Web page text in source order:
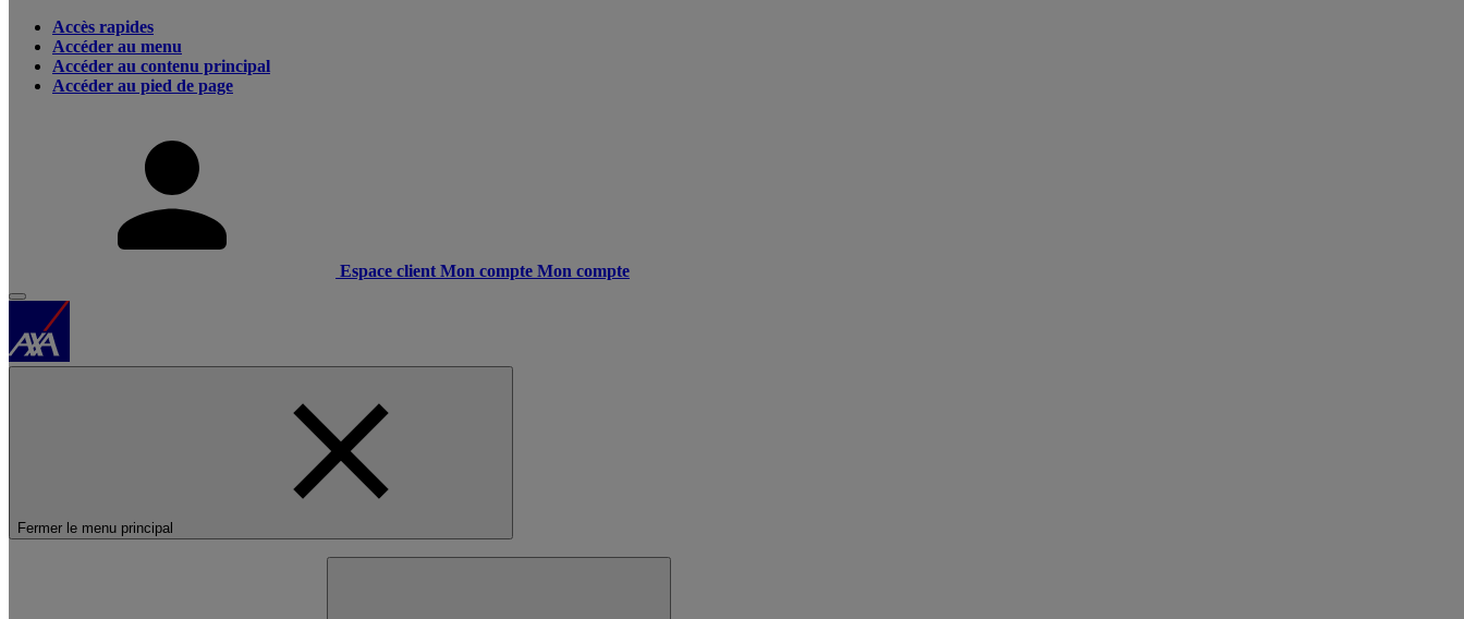
Accès rapides
Accéder au menu
Accéder au contenu principal
Accéder au pied de page
Espace client Mon compte Mon compte
Fermer le menu principal